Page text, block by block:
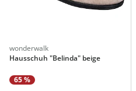
wonderwalk
Hausschuh "Belinda" beige
65 %